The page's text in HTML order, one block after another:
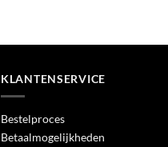
KLANTENSERVICE
Bestelproces
Betaalmogelijkheden